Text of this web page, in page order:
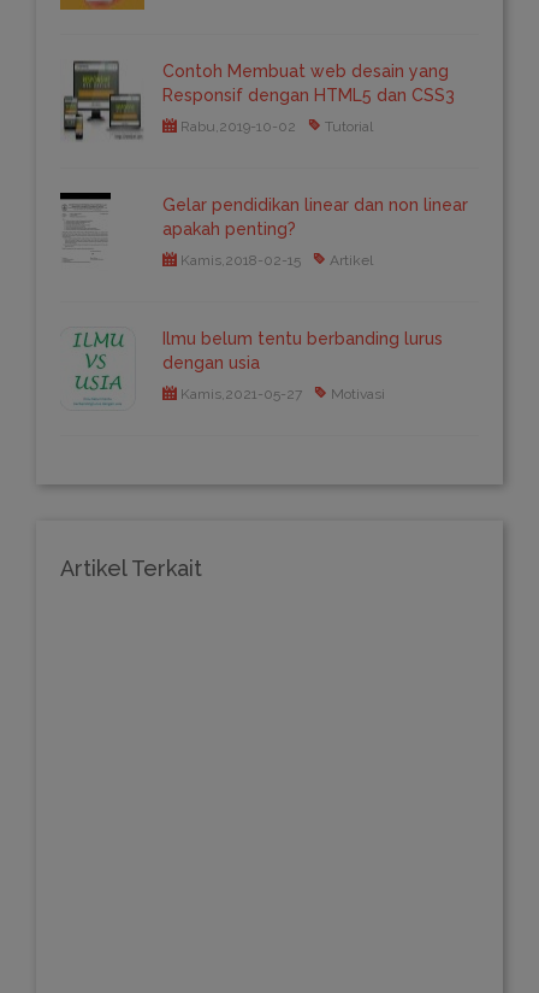
Contoh Membuat web desain yang
Responsif dengan HTML5 dan CSS3
Rabu,2019-10-02 Tutorial
Gelar pendidikan linear dan non linear
apakah penting?
Kamis,2018-02-15 Artikel
Ilmu belum tentu berbanding lurus
dengan usia
Kamis,2021-05-27 Motivasi
Artikel Terkait